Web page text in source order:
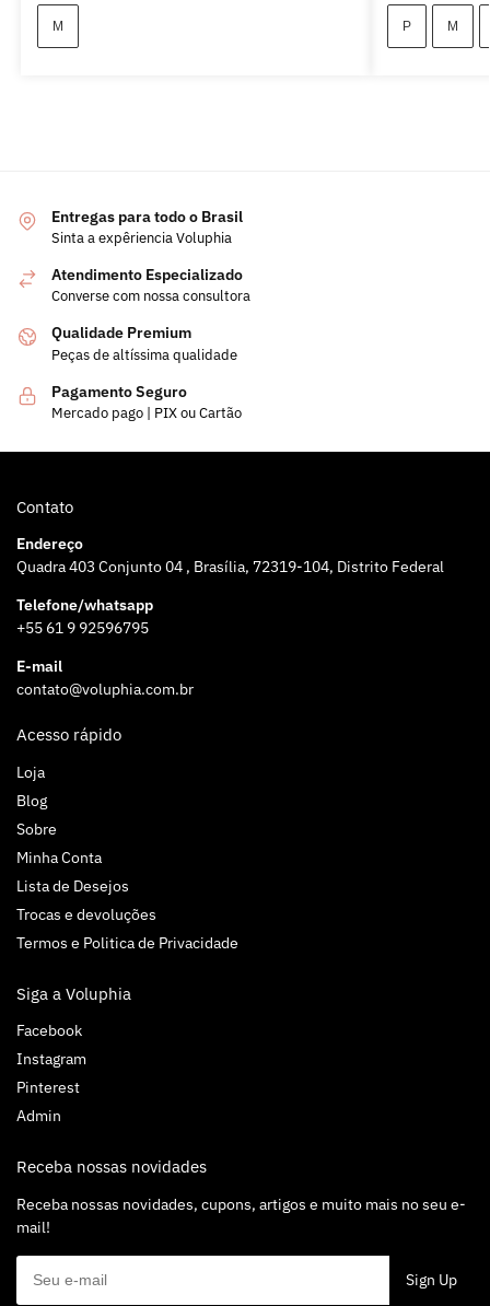
M P M
Entregas para todo o Brasil
Sinta a expêriencia Voluphia
Atendimento Especializado
Converse com nossa consultora
Qualidade Premium
Peças de altíssima qualidade
Pagamento Seguro
Mercado pago | PIX ou Cartão
Contato
Endereço
Quadra 403 Conjunto 04 , Brasília, 72319-104, Distrito Federal
Telefone/whatsapp
+55 61 9 92596795
E-mail
contato@voluphia.com.br
Acesso rápido
Loja
Blog
Sobre
Minha Conta
Lista de Desejos
Trocas e devoluções
Termos e Politica de Privacidade
Siga a Voluphia
Facebook
Instagram
Pinterest
Admin
Receba nossas novidades
Receba nossas novidades, cupons, artigos e muito mais no seu e-
mail!